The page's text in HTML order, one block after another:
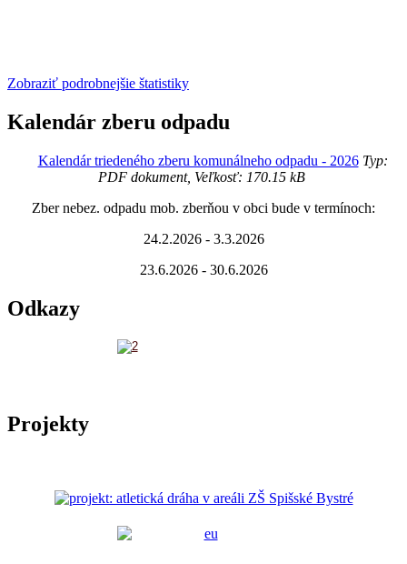
Zobraziť podrobnejšie štatistiky
Kalendár zberu odpadu
Kalendár triedeného zberu komunálneho odpadu - 2026Typ:
PDF dokument, Veľkosť: 170.15 kB
Zber nebez. odpadu mob. zberňou v obci bude v termínoch:
24.2.2026 - 3.3.2026
23.6.2026 - 30.6.2026
Odkazy
Projekty